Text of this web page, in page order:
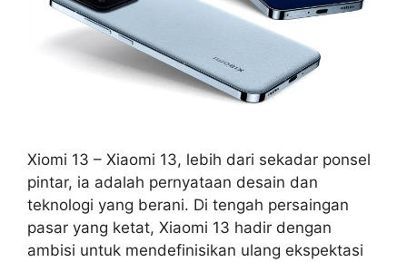
Xiomi 13 – Xiaomi 13, lebih dari sekadar ponsel
pintar, ia adalah pernyataan desain dan
teknologi yang berani. Di tengah persaingan
pasar yang ketat, Xiaomi 13 hadir dengan
ambisi untuk mendefinisikan ulang ekspektasi